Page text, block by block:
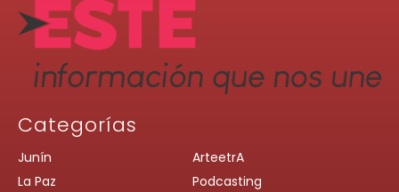
Categorías
Junín
La Paz
ArteetrA
Podcasting